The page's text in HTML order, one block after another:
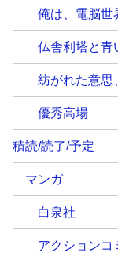
俺は、電脳世
仏舎利塔と青
紡がれた意思
優秀高場
積読/読了/予定
マンガ
白泉社
アクションコ